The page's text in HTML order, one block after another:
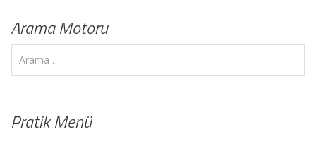
Arama Motoru
Pratik Menü